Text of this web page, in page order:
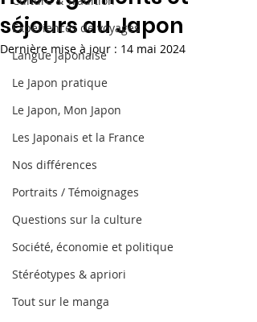
Expériences de voyages
Langue japonaise
Le Japon pratique
Le Japon, Mon Japon
Les Japonais et la France
Nos différences
Portraits / Témoignages
Questions sur la culture
Société, économie et politique
Stéréotypes & apriori
Tout sur le manga
séjours au Japon
Dernière mise à jour : 14 mai 2024